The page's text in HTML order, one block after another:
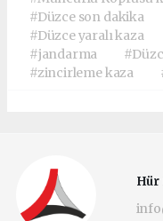
#Düzce son dakika
#Düzce yaralı kaza
#jandarma
#zincirleme kaza
Hür